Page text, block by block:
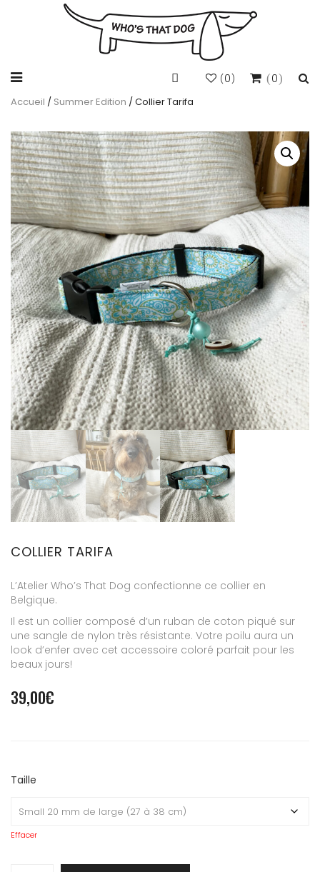
0
(0)
Accueil / Summer Edition / Collier Tarifa
COLLIER TARIFA
L’Atelier Who’s That Dog confectionne ce collier en
Belgique.
Il est un collier composé d’un ruban de coton piqué sur
une sangle de nylon très résistante. Votre poilu aura un
look d’enfer avec cet accessoire coloré parfait pour les
beaux jours!
39,00€
Taille
Effacer